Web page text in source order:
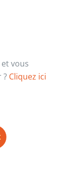
vous
? Cliquez ici